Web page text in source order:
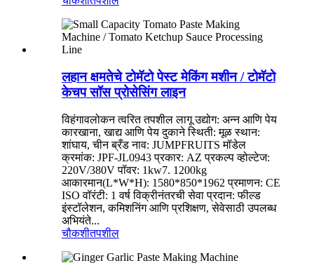
लहान क्षमतेचे टोमॅटो पेस्ट मेकिंग मशीन / टोमॅटो
केचप सॉस प्रोसेसिंग लाइन
विहंगावलोकन त्वरित तपशील लागू उद्योग: अन्न आणि पेय
कारखाना, खाद्य आणि पेय दुकाने स्थिती: मूळ स्थान:
शांघाय, चीन ब्रँड नाव: JUMPFRUITS मॉडेल
क्रमांक: JPF-JL0943 प्रकार: AZ प्रकल्प व्होल्टेज:
220V/380V पॉवर: 1kw7. 1200kg
आकारमान(L*W*H): 1580*850*1962 प्रमाणन: CE
ISO वॉरंटी: 1 वर्ष विक्रीनंतरची सेवा प्रदान: फील्ड
इंस्टॉलेशन, कमिशनिंग आणि प्रशिक्षण, सेवेसाठी उपलब्ध
अभियंते...
चौकशीतपशील